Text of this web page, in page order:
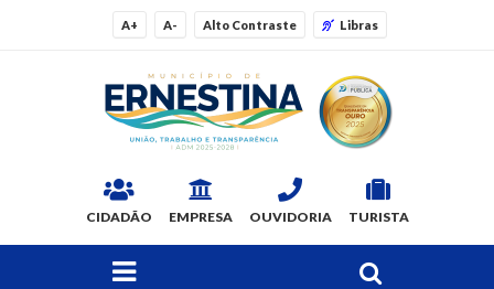
A+ A- Alto Contraste Libras
CIDADÃO EMPRESA OUVIDORIA TURISTA